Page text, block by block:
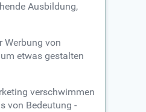
Ausbildung,
von
etwas gestalten
verschwimmen
von Bedeutung -